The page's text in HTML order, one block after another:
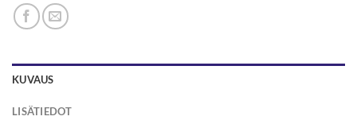
KUVAUS
LISÄTIEDOT